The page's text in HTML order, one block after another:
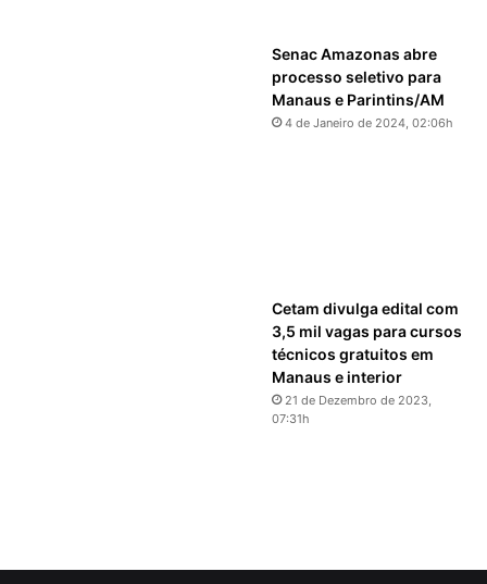
Senac Amazonas abre
processo seletivo para
Manaus e Parintins/AM
4 de Janeiro de 2024, 02:06h
Cetam divulga edital com
3,5 mil vagas para cursos
técnicos gratuitos em
Manaus e interior
21 de Dezembro de 2023,
07:31h